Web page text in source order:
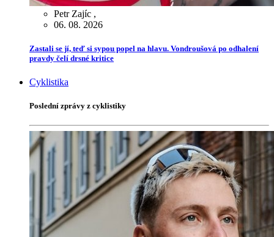
Petr Zajíc ,
06. 08. 2026
Zastali se jí, teď si sypou popel na hlavu. Vondroušová po odhalení
pravdy čelí drsné kritice
Cyklistika
Poslední zprávy z cyklistiky